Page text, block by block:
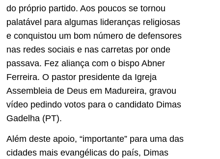
do próprio partido. Aos poucos se tornou
palatável para algumas lideranças religiosas
e conquistou um bom número de defensores
nas redes sociais e nas carretas por onde
passava. Fez aliança com o bispo Abner
Ferreira. O pastor presidente da Igreja
Assembleia de Deus em Madureira, gravou
vídeo pedindo votos para o candidato Dimas
Gadelha (PT).
Além deste apoio, “importante” para uma das
cidades mais evangélicas do país, Dimas